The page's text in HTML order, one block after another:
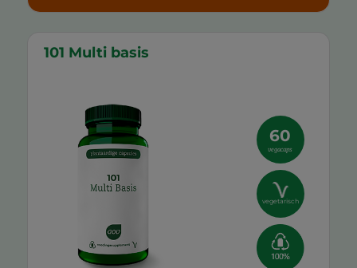
101 Multi basis
60
vegacaps
vegetarisch